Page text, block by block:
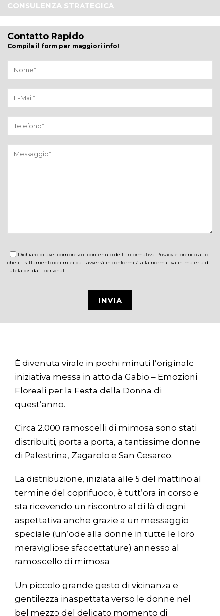
CONSULENZA STRATEGICA
Contatto Rapido
Compila il form per maggiori info!
Dichiaro di aver compreso il contenuto dell' Informativa Privacye prendo atto
che il trattamento dei miei dati avverrà in conformità alla normativa in materia di
tutela dei dati personali.
È divenuta virale in pochi minuti l’originale
iniziativa messa in atto da Gabio – Emozioni
Floreali per la Festa della Donna di
quest’anno.
Circa 2.000 ramoscelli di mimosa sono stati
distribuiti, porta a porta, a tantissime donne
di Palestrina, Zagarolo e San Cesareo.
La distribuzione, iniziata alle 5 del mattino al
termine del coprifuoco, è tutt’ora in corso e
sta ricevendo un riscontro al di là di ogni
aspettativa anche grazie a un messaggio
speciale (un’ode alla donne in tutte le loro
meravigliose sfaccettature) annesso al
ramoscello di mimosa.
Un piccolo grande gesto di vicinanza e
gentilezza inaspettata verso le donne nel
bel mezzo del delicato momento di